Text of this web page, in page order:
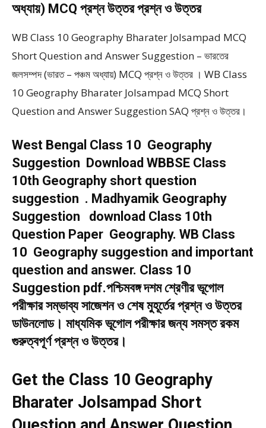
অধ্যায়) MCQ প্রশ্ন উত্তর প্রশ্ন ও উত্তর
WB Class 10 Geography Bharater Jolsampad MCQ
Short Question and Answer Suggestion – ভারতের
জলসম্পদ (ভারত – পঞ্চম অধ্যায়) MCQ প্রশ্ন ও উত্তর । WB Class
10 Geography Bharater Jolsampad MCQ Short
Question and Answer Suggestion SAQ প্রশ্ন ও উত্তর।
West Bengal Class 10 Geography
Suggestion Download WBBSE Class
10th Geography short question
suggestion . Madhyamik Geography
Suggestion download Class 10th
Question Paper Geography. WB Class
10 Geography suggestion and important
question and answer. Class 10
Suggestion pdf.পশ্চিমবঙ্গ দশম শ্রেণীর ভূগোল
পরীক্ষার সম্ভাব্য সাজেশন ও শেষ মুহূর্তের প্রশ্ন ও উত্তর
ডাউনলোড। মাধ্যমিক ভূগোল পরীক্ষার জন্য সমস্ত রকম
গুরুত্বপূর্ণ প্রশ্ন ও উত্তর।
Get the Class 10 Geography
Bharater Jolsampad Short